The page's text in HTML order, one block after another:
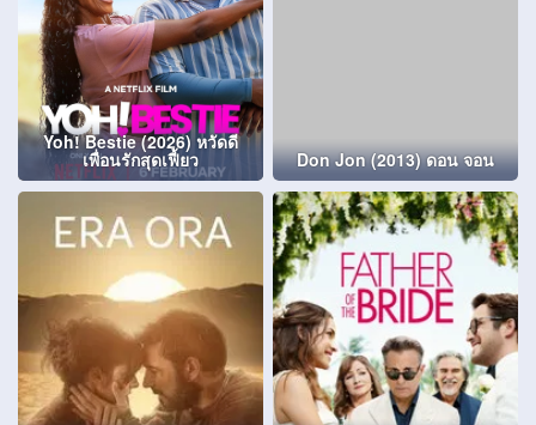
Yoh! Bestie (2026) หวัดดี
เพื่อนรักสุดเฟี้ยว Don Jon (2013) ดอน จอน